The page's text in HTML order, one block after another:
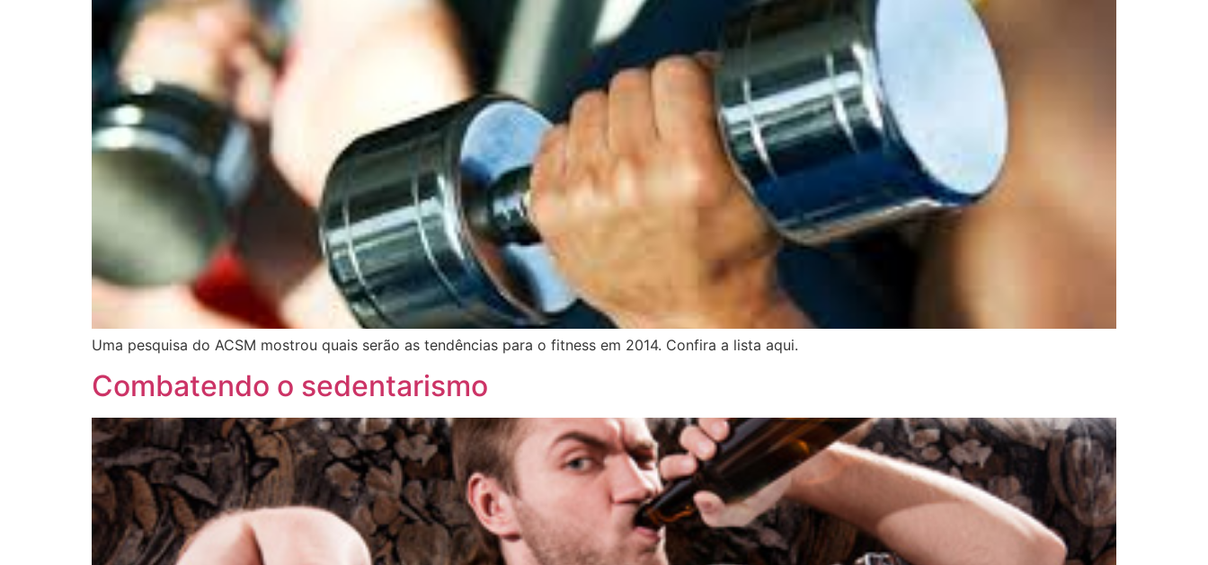
Uma pesquisa do ACSM mostrou quais serão as tendências para o fitness em 2014. Confira a lista aqui.
Combatendo o sedentarismo